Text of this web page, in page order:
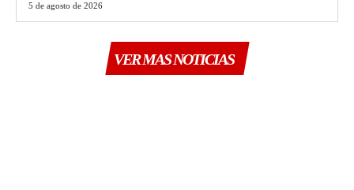
5 de agosto de 2026
VER MAS NOTICIAS